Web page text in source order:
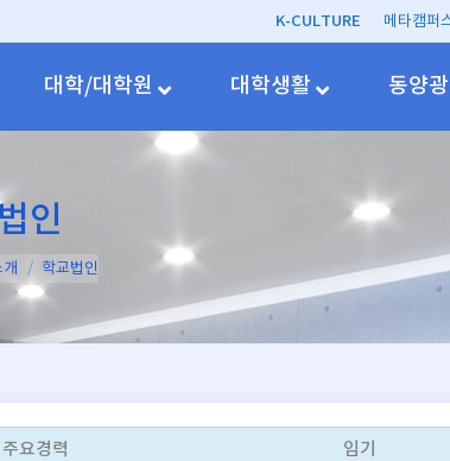
K-CULTURE 메타캠퍼
대학/대학원 대학생활 동양
인
학교법인
주요경력 임기